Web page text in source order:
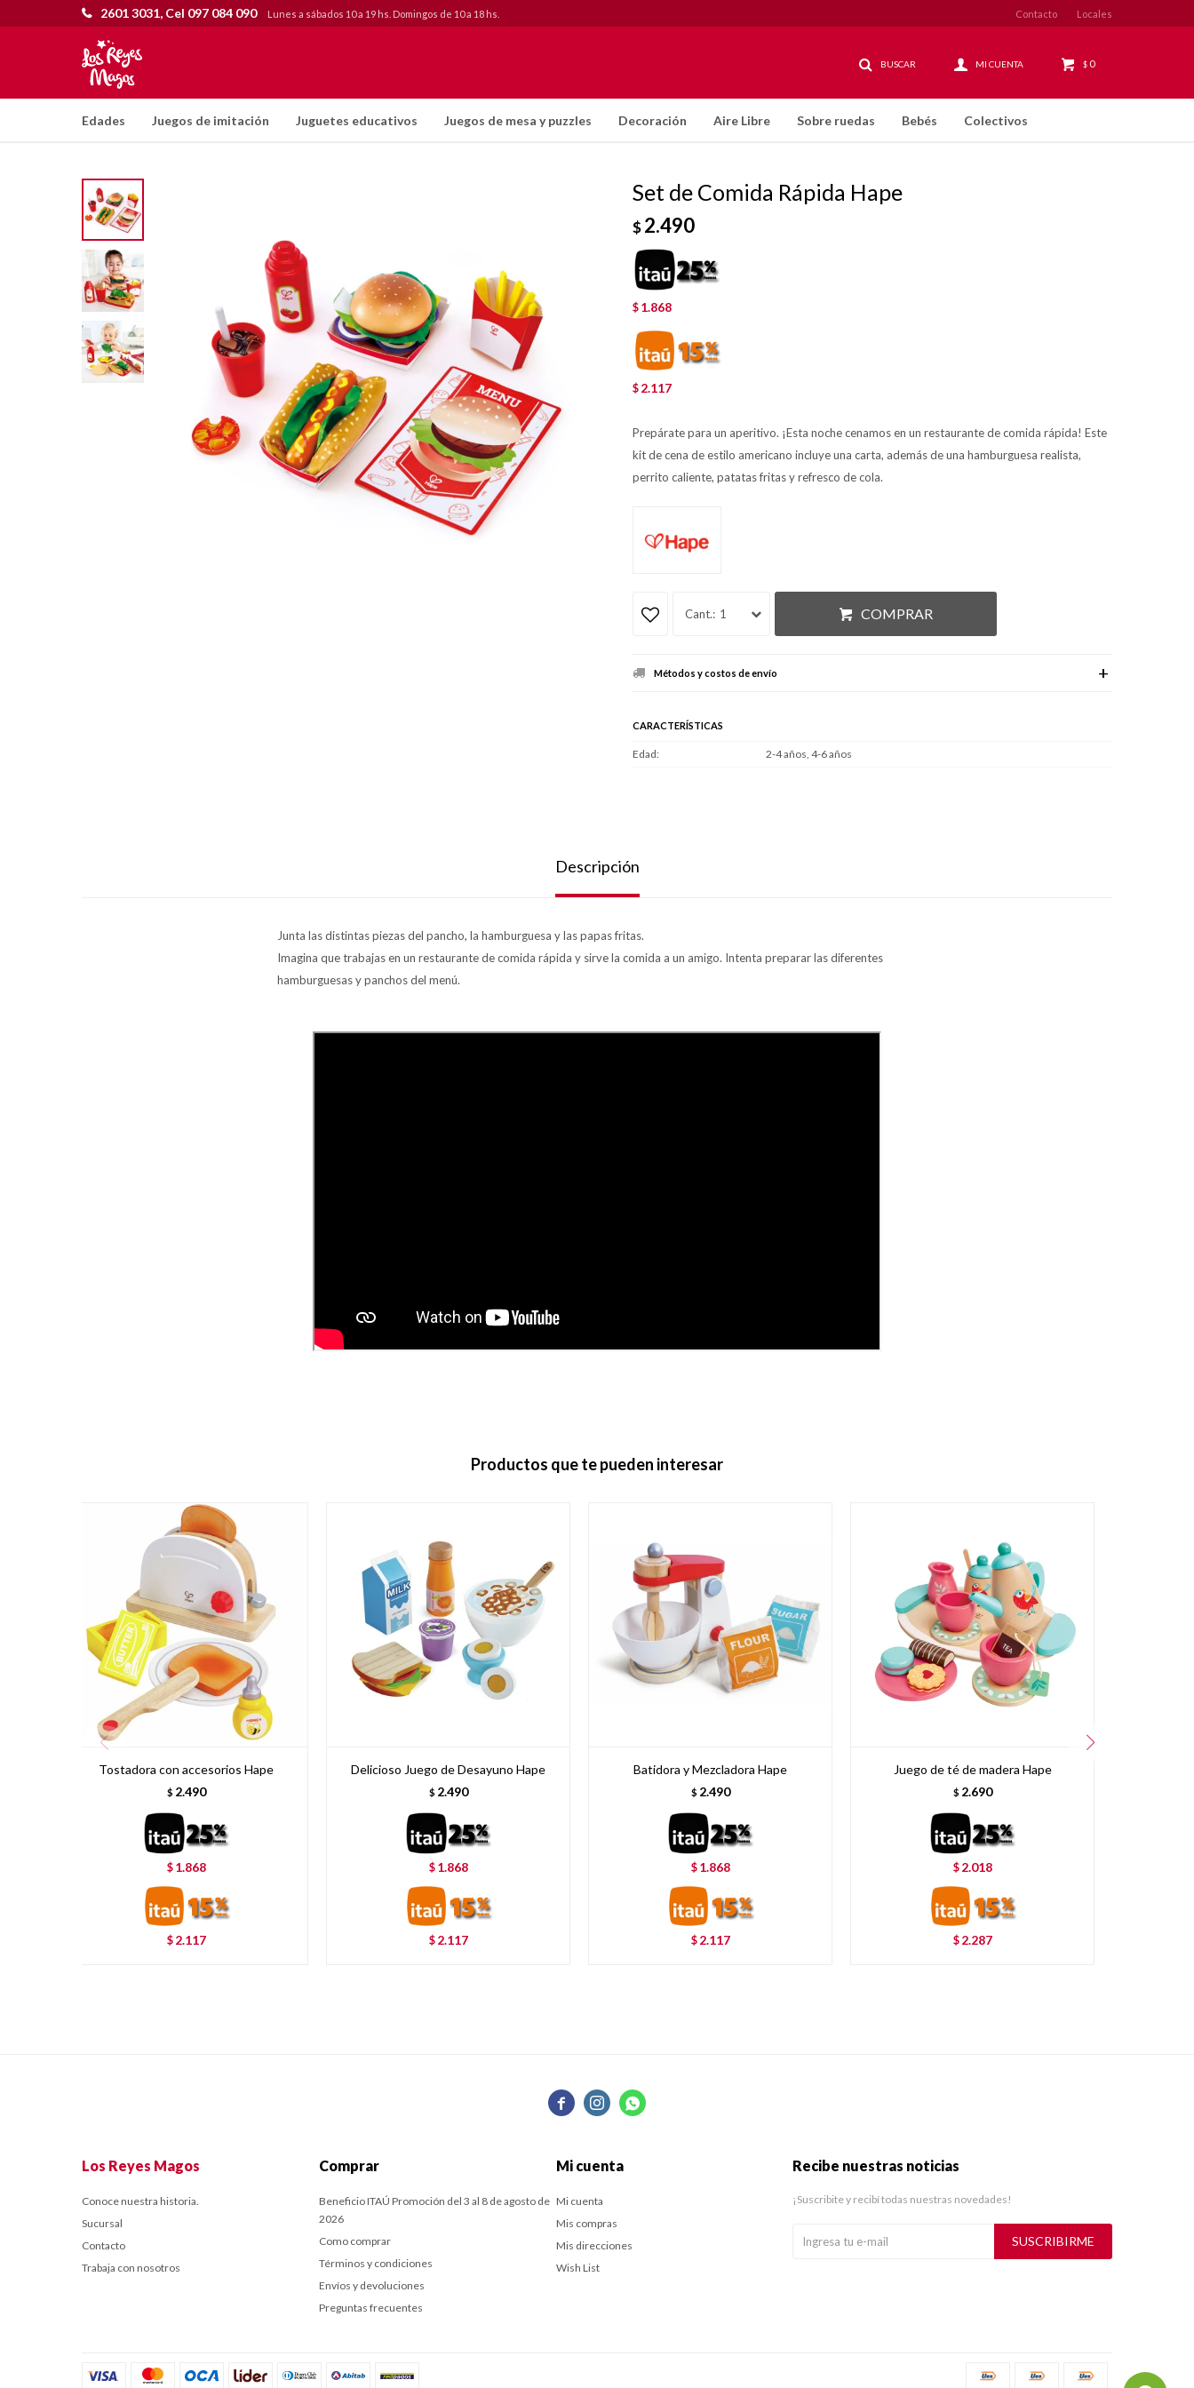
Edades Juegos de imitación Juguetes educativos Juegos de mesa y puzzles Decoración Aire Libre Sobre ruedas Bebés Colectivos
$ 0
2601 3031, Cel 097 084 090 Lunes a sábados 10 a 19 hs. Domingos de 10 a 18 hs. Contacto Locales
Set de Comida Rápida Hape
$2.490
$ 1.868
$ 2.117
Prepárate para un aperitivo. ¡Esta noche cenamos en un restaurante de comida rápida! Este
kit de cena de estilo americano incluye una carta, además de una hamburguesa realista,
perrito caliente, patatas fritas y refresco de cola.
1 COMPRAR
Métodos y costos de envío
CARACTERÍSTICAS
Edad 2-4 años, 4-6 años
Descripción
Junta las distintas piezas del pancho, la hamburguesa y las papas fritas.
Imagina que trabajas en un restaurante de comida rápida y sirve la comida a un amigo. Intenta preparar las diferentes
hamburguesas y panchos del menú.
Productos que te pueden interesar
Tostadora con accesorios Hape
$ 2.490
$ 1.868
$ 2.117
Delicioso Juego de Desayuno Hape
$ 2.490
$ 1.868
$ 2.117
Batidora y Mezcladora Hape
$ 2.490
$ 1.868
$ 2.117
Juego de té de madera Hape
$ 2.690
$ 2.018
$ 2.287
  
Los Reyes Magos
Conoce nuestra historia.
Sucursal
Contacto
Trabaja con nosotros
Comprar
Beneficio ITAÚ Promoción del 3 al 8 de agosto de
2026
Como comprar
Términos y condiciones
Envíos y devoluciones
Preguntas frecuentes
Mi cuenta
Mi cuenta
Mis compras
Mis direcciones
Wish List
Recibe nuestras noticias
¡Suscribite y recibí todas nuestras novedades!
SUSCRIBIRME